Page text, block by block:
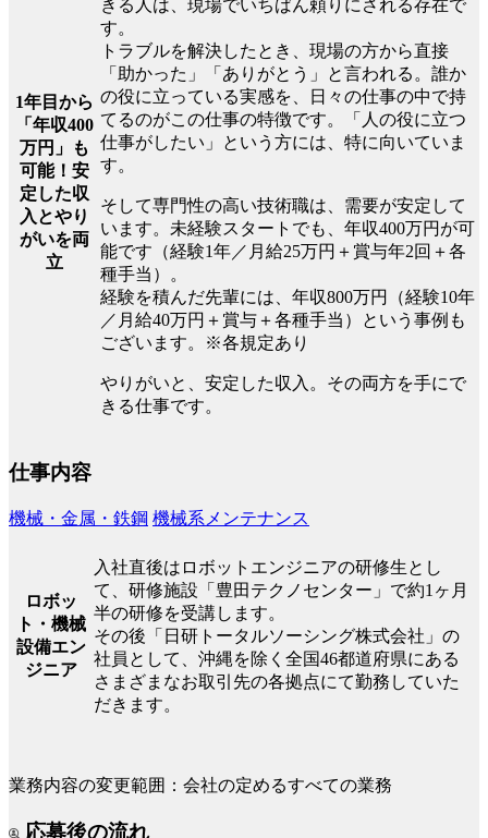
1年目から
「年収400
万円」も
可能！安
定した収
入とやり
がいを両
立
きる人は、現場でいちばん頼りにされる存在で
す。
トラブルを解決したとき、現場の方から直接
「助かった」「ありがとう」と言われる。誰か
の役に立っている実感を、日々の仕事の中で持
てるのがこの仕事の特徴です。「人の役に立つ
仕事がしたい」という方には、特に向いていま
す。
そして専門性の高い技術職は、需要が安定して
います。未経験スタートでも、年収400万円が可
能です（経験1年／月給25万円＋賞与年2回＋各
種手当）。
経験を積んだ先輩には、年収800万円（経験10年
／月給40万円＋賞与＋各種手当）という事例も
ございます。※各規定あり
やりがいと、安定した収入。その両方を手にで
きる仕事です。
仕事内容
機械・金属・鉄鋼 機械系メンテナンス
ロボッ
ト・機械
設備エン
ジニア
入社直後はロボットエンジニアの研修生とし
て、研修施設「豊田テクノセンター」で約1ヶ月
半の研修を受講します。
その後「日研トータルソーシング株式会社」の
社員として、沖縄を除く全国46都道府県にある
さまざまなお取引先の各拠点にて勤務していた
だきます。
業務内容の変更範囲：会社の定めるすべての業務
応募後の流れ